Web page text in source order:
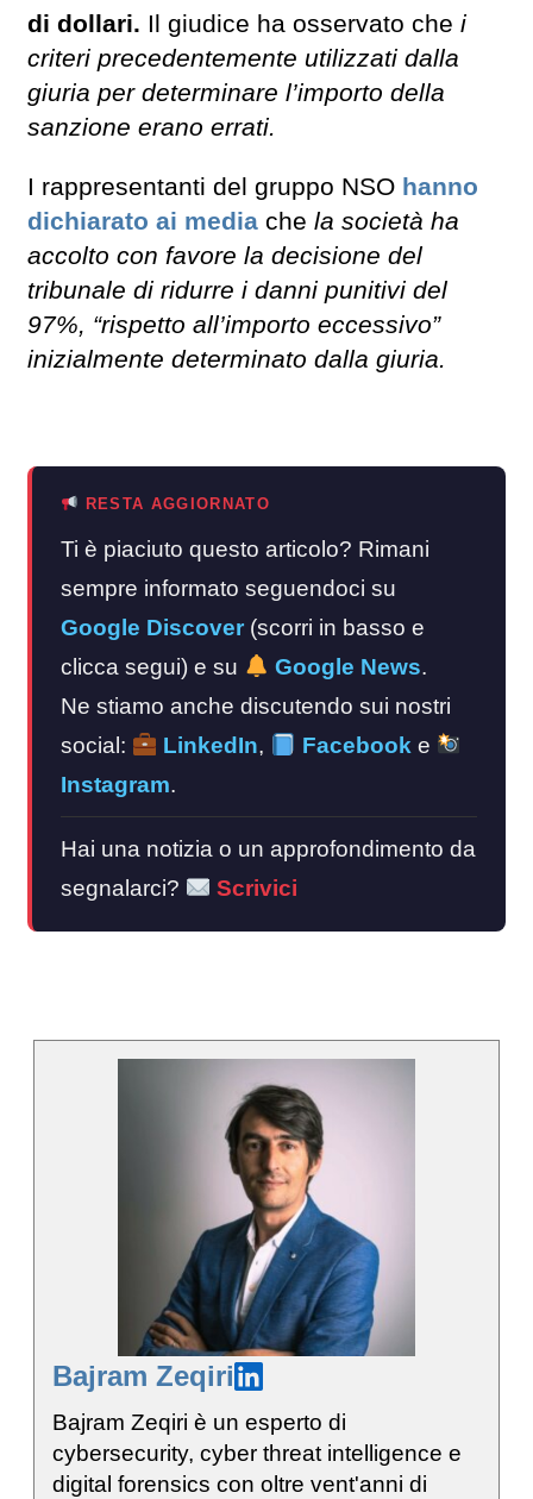
di dollari. Il giudice ha osservato che i
criteri precedentemente utilizzati dalla
giuria per determinare l’importo della
sanzione erano errati.
I rappresentanti del gruppo NSO hanno
dichiarato ai media che la società ha
accolto con favore la decisione del
tribunale di ridurre i danni punitivi del
97%, “rispetto all’importo eccessivo”
inizialmente determinato dalla giuria.
RESTA AGGIORNATO
Ti è piaciuto questo articolo? Rimani
sempre informato seguendoci su
Google Discover (scorri in basso e
clicca segui) e su
Google News.
Ne stiamo anche discutendo sui nostri
social:
LinkedIn, Facebooke
Instagram.
Hai una notizia o un approfondimento da
segnalarci?
Scrivici
Bajram Zeqiri
Bajram Zeqiri è un esperto di
cybersecurity, cyber threat intelligence e
digital forensics con oltre vent'anni di